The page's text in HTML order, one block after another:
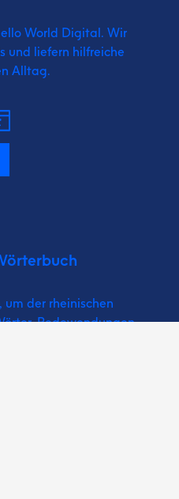
World Digital. Wir
und liefern hilfreiche
Alltag.
um der rheinischen
Redewendungen,